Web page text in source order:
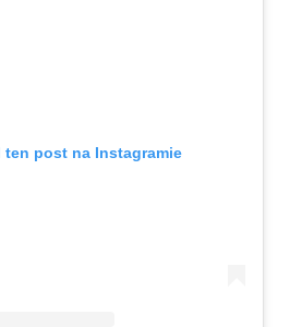
ten post na Instagramie